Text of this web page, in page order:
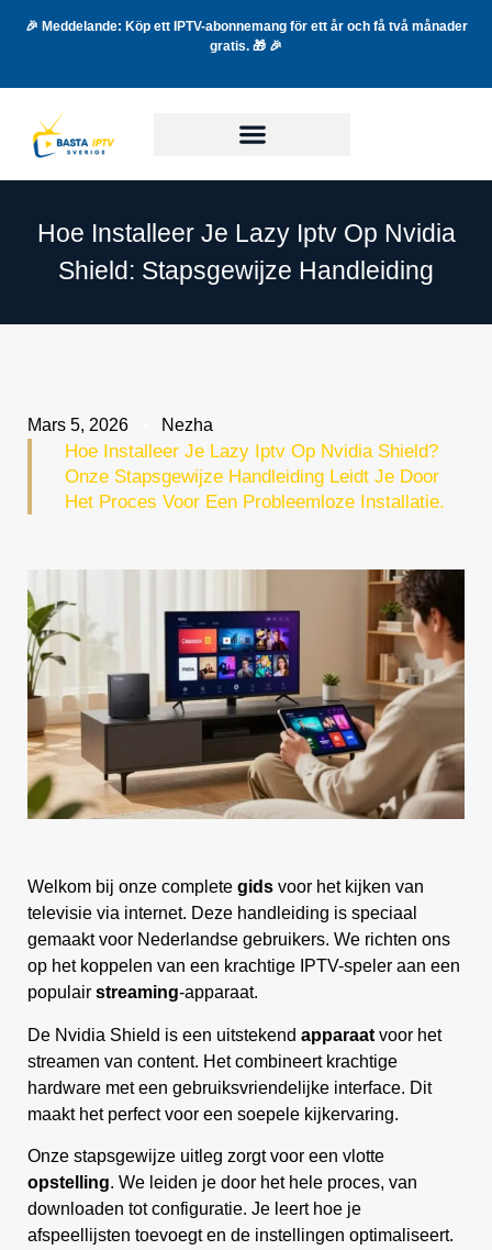
🎉 Meddelande: Köp ett IPTV-abonnemang för ett år och få två månader
gratis. 🎁 🎉
Hoe Installeer Je Lazy Iptv Op Nvidia
Shield: Stapsgewijze Handleiding
Mars 5, 2026 Nezha
Hoe Installeer Je Lazy Iptv Op Nvidia Shield?
Onze Stapsgewijze Handleiding Leidt Je Door
Het Proces Voor Een Probleemloze Installatie.
Welkom bij onze complete gids voor het kijken van
televisie via internet. Deze handleiding is speciaal
gemaakt voor Nederlandse gebruikers. We richten ons
op het koppelen van een krachtige IPTV-speler aan een
populair streaming-apparaat.
De Nvidia Shield is een uitstekend apparaat voor het
streamen van content. Het combineert krachtige
hardware met een gebruiksvriendelijke interface. Dit
maakt het perfect voor een soepele kijkervaring.
Onze stapsgewijze uitleg zorgt voor een vlotte
opstelling. We leiden je door het hele proces, van
downloaden tot configuratie. Je leert hoe je
afspeellijsten toevoegt en de instellingen optimaliseert.